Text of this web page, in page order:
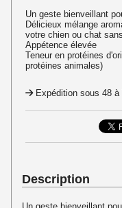
Un geste bienveillant
Délicieux mélange
votre chien ou chat
Appétence élevée
Teneur en protéines
protéines animales)
Expédition sous 48 à
Description